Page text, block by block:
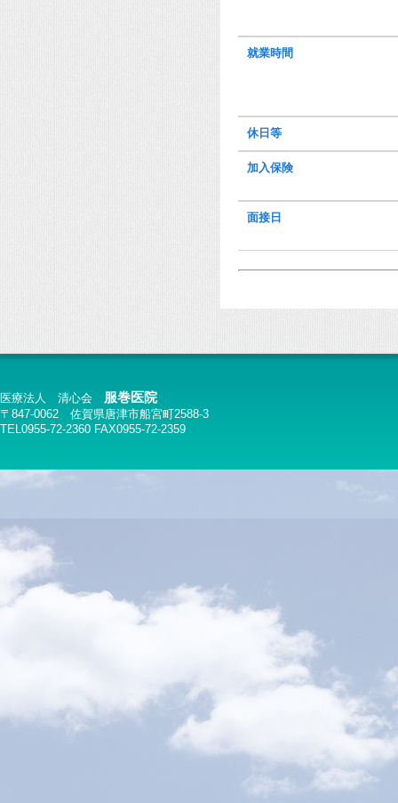
就業時間
休日等
加入保険
面接日
医療法人 清心会 服巻医院
〒847-0062 佐賀県唐津市船宮町2588-3
TEL0955-72-2360 FAX0955-72-2359